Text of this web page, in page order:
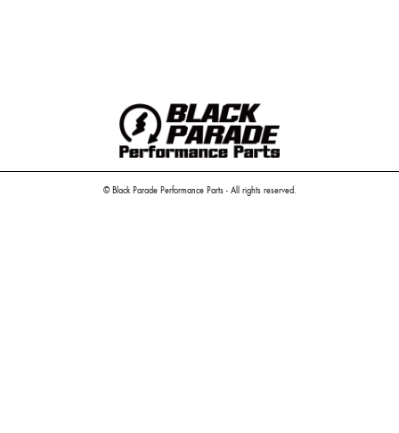
© Black Parade Performance Parts - All rights reserved.